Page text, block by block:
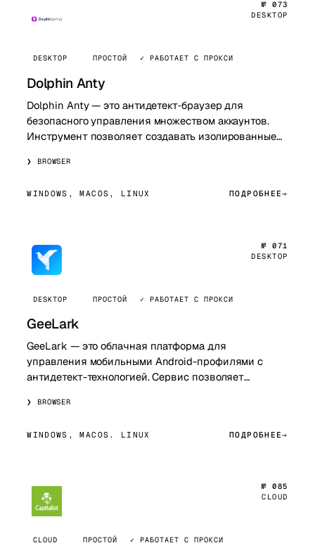
№ 073
DESKTOP
DESKTOP ПРОСТОЙ ✓ РАБОТАЕТ С ПРОКСИ
Dolphin Anty
Dolphin Anty — это антидетект‑браузер для
безопасного управления множеством аккаунтов.
Инструмент позволяет создавать изолированные
отпеч…
BROWSER
WINDOWS, MACOS, LINUX ПОДРОБНЕЕ
№ 071
DESKTOP
DESKTOP ПРОСТОЙ ✓ РАБОТАЕТ С ПРОКСИ
GeeLark
GeeLark — это облачная платформа для
управления мобильными Android-профилями с
антидетект-технологией. Сервис позволяет
создавать изолиров…
BROWSER
WINDOWS, MACOS. LINUX ПОДРОБНЕЕ
№ 085
CLOUD
CLOUD ПРОСТОЙ ✓ РАБОТАЕТ С ПРОКСИ